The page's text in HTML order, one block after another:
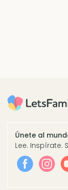
Únete al
Lee. Inspírate.